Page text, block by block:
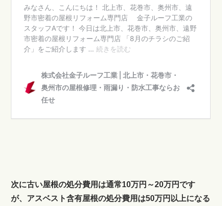
次に古い屋根の処分費用は通常10万円～20万円です
が、アスベスト含有屋根の処分費用は50万円以上になる